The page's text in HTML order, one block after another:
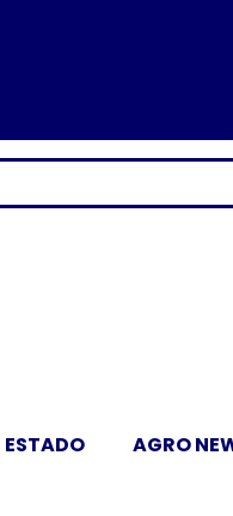
ESTADO AGRO